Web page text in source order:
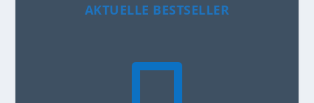
AKTUELLE BESTSELLER